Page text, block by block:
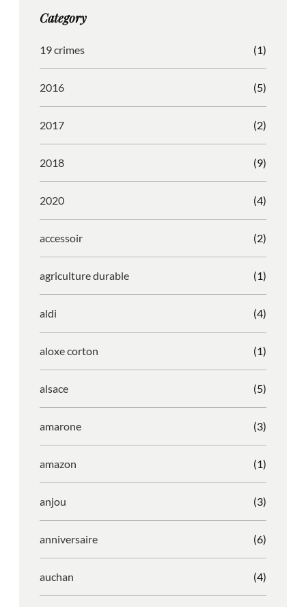
r
m
o
Category
19 crimes (1)
2016 (5)
2017 (2)
2018 (9)
2020 (4)
accessoir (2)
agriculture durable (1)
aldi (4)
aloxe corton (1)
alsace (5)
amarone (3)
amazon (1)
anjou (3)
anniversaire (6)
auchan (4)